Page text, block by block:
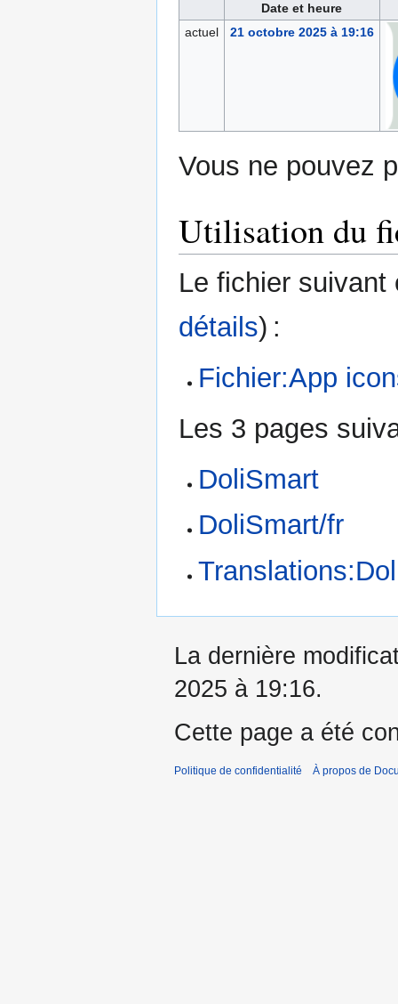
Date et heure
actuel
21 octobre 2025 à 19:16
Vous ne pouvez
Utilisation du
Le fichier suivant
détails) :
Fichier:App
Les 3 pages
DoliSmart
DoliSmart/fr
La dernière
2025 à 19:16.
Cette page a été
Politique de confidentialité À propos de